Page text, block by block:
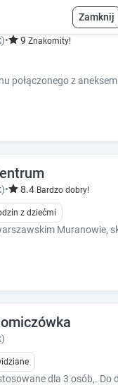
Zamknij
Centrum
• 9 Znakomity!
• 8.4 Bardzo dobry!
z dziećmi